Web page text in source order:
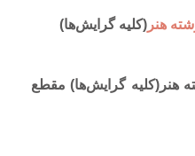
هنر (کلیه گرایش‌ها)
هنر(کلیه گرایش‌ها) مقطع